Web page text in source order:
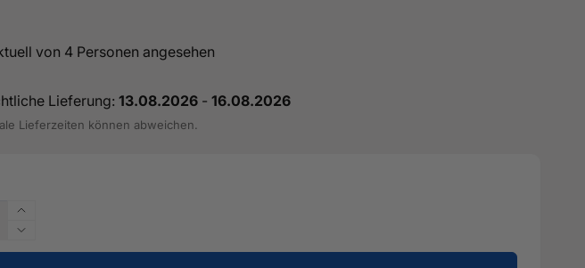
von 4Personen angesehen
Lieferung: 13.08.2026- 16.08.2026
Lieferzeiten können abweichen.
Erhöhe
die
Menge
Verringere
die